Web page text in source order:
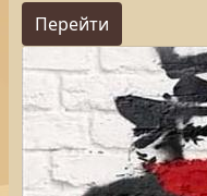
Перейти